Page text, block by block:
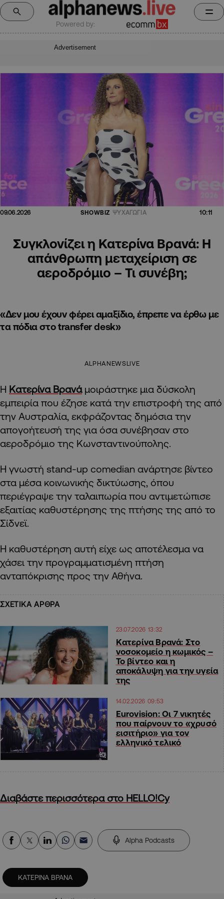
Powered by:
Advertisement
09.06.2026 SHOWBIZ ΨΥΧΑΓΩΓΙΑ 10:11
Συγκλονίζει η Κατερίνα Βρανά: Η
απάνθρωπη μεταχείριση σε
αεροδρόμιο – Τι συνέβη;
«Δεν μου έχουν φέρει αμαξίδιο, έπρεπε να έρθω με
τα πόδια στο transfer desk»
ALPHANEWSLIVE
Η Κατερίνα Βρανάμοιράστηκε μια δύσκολη
εμπειρία που έζησε κατά την επιστροφή της από
την Αυστραλία, εκφράζοντας δημόσια την
απογοήτευσή της για όσα συνέβησαν στο
αεροδρόμιο της Κωνσταντινούπολης.
Η γνωστή stand-up comedian ανάρτησε βίντεο
στα μέσα κοινωνικής δικτύωσης, όπου
περιέγραψε την ταλαιπωρία που αντιμετώπισε
εξαιτίας καθυστέρησης της πτήσης της από το
Σίδνεϊ.
Η καθυστέρηση αυτή είχε ως αποτέλεσμα να
χάσει την προγραμματισμένη πτήση
ανταπόκρισης προς την Αθήνα.
ΣΧΕΤΙΚΑ ΑΡΘΡΑ
23.07.2026 13:32
Κατερίνα Βρανά: Στο
νοσοκομείο η κωμικός –
Το βίντεο και η
αποκάλυψη για την υγεία
της
14.02.2026 09:53
Eurovision: Οι 7 νικητές
που παίρνουν το «χρυσό
εισιτήριο» για τον
ελληνικό τελικό
Διαβάστε περισσότερα στο HELLO!Cy
Alpha Podcasts
ΚΑΤΕΡΙΝΑ ΒΡΑΝΑ